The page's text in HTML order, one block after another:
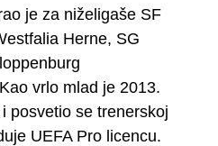
je za niželigaše SF
Herne, SG
vrlo mlad je 2013.
posvetio se trenerskoj
UEFA Pro licencu.